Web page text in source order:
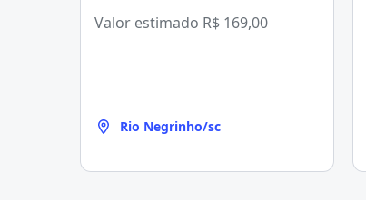
Valor estimado R$ 169,00
Rio Negrinho/sc